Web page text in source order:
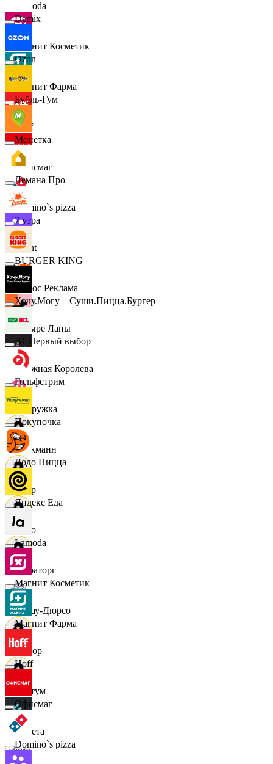
Lamoda
Магнит Косметик
Магнит Фарма
Hoff
Офисмаг
Domino`s pizza
Urent
Эдмос Реклама
Четыре Лапы
Снежная Королева
Подружка
Стокманн
Cпар
demo
Мираторг
Абрау-Дюрсо
Авиор
Альтум
Аркета
Demix
Ozon
Бубль-Гум
Монетка
Лемана Про
7 утра
BURGER KING
Хочу.Могу – Суши.Пицца.Бургер
B1 Первый выбор
Гольфстрим
Покупочка
Додо Пицца
Яндекс Еда
Lamoda
Магнит Косметик
Магнит Фарма
Hoff
Офисмаг
Domino`s pizza